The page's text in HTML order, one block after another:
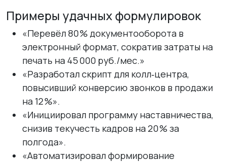
Примеры удачных формулировок
«Перевёл 80 % документооборота в
электронный формат, сократив затраты на
печать на 45 000 руб./мес.»
«Разработал скрипт для колл‑центра,
повысивший конверсию звонков в продажи
на 12 %».
«Инициировал программу наставничества,
снизив текучесть кадров на 20 % за
полгода».
«Автоматизировал формирование